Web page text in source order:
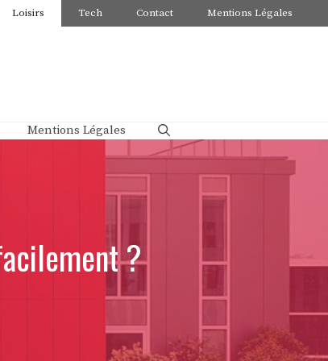
Loisirs Tech Contact Mentions Légales
Mentions Légales
?